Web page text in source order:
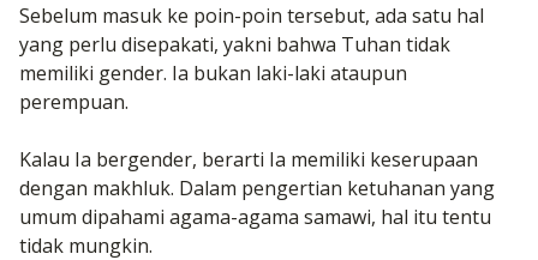
Sebelum masuk ke poin-poin tersebut, ada satu hal
yang perlu disepakati, yakni bahwa Tuhan tidak
memiliki gender. Ia bukan laki-laki ataupun
perempuan.
Kalau Ia bergender, berarti Ia memiliki keserupaan
dengan makhluk. Dalam pengertian ketuhanan yang
umum dipahami agama-agama samawi, hal itu tentu
tidak mungkin.